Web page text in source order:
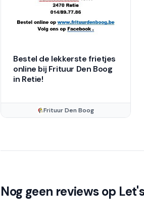
Bestel de lekkerste frietjes
online bij Frituur Den Boog
in Retie!
Frituur Den Boog
Nog geen reviews op